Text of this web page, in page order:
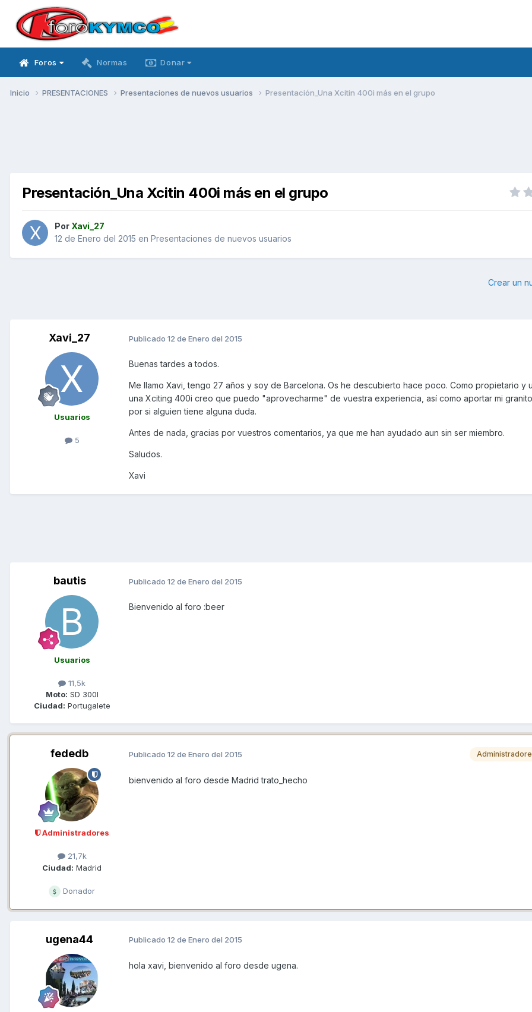
Foros Normas Donar
Inicio PRESENTACIONES Presentaciones de nuevos usuarios Presentación_Una Xcitin 400i más en el grupo
Presentación_Una Xcitin 400i más en el grupo
Por Xavi_27
12 de Enero del 2015 en Presentaciones de nuevos usuarios
Crear un
Xavi_27
Usuarios
5
Publicado 12 de Enero del 2015
Buenas tardes a todos.
Me llamo Xavi, tengo 27 años y soy de Barcelona. Os he descubierto hace poco. Como propietario y
una Xciting 400i creo que puedo "aprovecharme" de vuestra experiencia, así como aportar mi
por si alguien tiene alguna duda.
Antes de nada, gracias por vuestros comentarios, ya que me han ayudado aun sin ser miembro.
Saludos.
Xavi
bautis
Usuarios
11,5k
Moto: SD 300I
Ciudad: Portugalete
Publicado 12 de Enero del 2015
Bienvenido al foro :beer
fededb
Administradores
21,7k
Ciudad: Madrid
Donador
Publicado 12 de Enero del 2015
bienvenido al foro desde Madrid trato_hecho
ugena44 Publicado 12 de Enero del 2015
hola xavi, bienvenido al foro desde ugena.